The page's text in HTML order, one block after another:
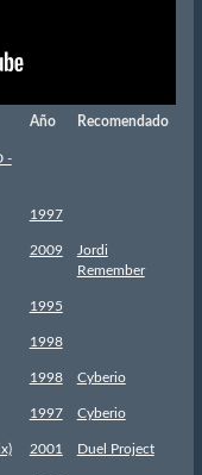
Año Recomendado
-
1997
2009
Jordi
Remember
1995
1998
1998 Cyberio
1997 Cyberio
2001 Duel Project